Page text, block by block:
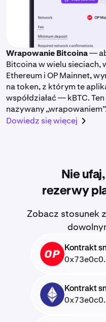
Wrapowanie Bitcoina—
Bitcoina w wielu sieciach,
Ethereum i OP Mainnet,
na token, z którym te
współdziałać — kBTC.
nazywany „wrapowaniem”.
Dowiedz się więcej
Nie
rezerwy
Zobacz stosunek
OP
Kontrakt
ETH
Kontrakt